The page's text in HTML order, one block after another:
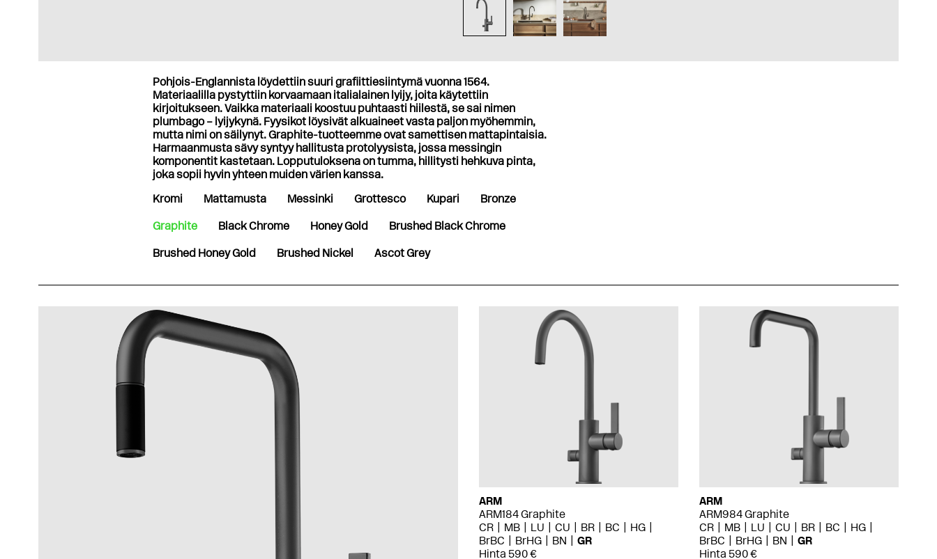
Pohjois-Englannista löydettiin suuri grafiittiesiintymä vuonna 1564.
Materiaalilla pystyttiin korvaamaan italialainen lyijy, joita käytettiin
kirjoitukseen. Vaikka materiaali koostuu puhtaasti hiilestä, se sai nimen
plumbago – lyijykynä. Fyysikot löysivät alkuaineet vasta paljon myöhemmin,
mutta nimi on säilynyt. Graphite-tuotteemme ovat samettisen mattapintaisia.
Harmaanmusta sävy syntyy hallitusta protolyysista, jossa messingin
komponentit kastetaan. Lopputuloksena on tumma, hillitysti hehkuva pinta,
joka sopii hyvin yhteen muiden värien kanssa.
Kromi
Mattamusta Messinki Grottesco Kupari Bronze
Graphite Black Chrome Honey Gold Brushed Black Chrome
Brushed Honey Gold Brushed Nickel Ascot Grey
ARM
ARM184 Graphite
CR
MB LU CU BR BC
HG
BrBC
BrHG BN
GR
Hinta 590 €
ARM
ARM984 Graphite
CR
MB LU CU BR BC
HG
BrBC
BrHG BN
GR
Hinta 590 €